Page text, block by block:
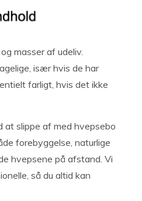
masser af udeliv.
især hvis de har
farligt, hvis det ikke
at slippe af med hvepsebo
forebyggelse, naturlige
hvepsene på afstand. Vi
så du altid kan